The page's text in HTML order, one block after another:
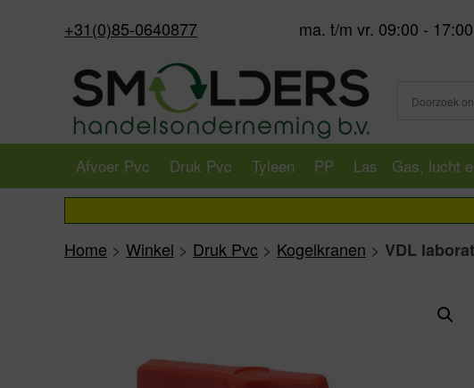
+31(0)85-0640877 ma. t/m vr. 09:00 - 17:00
Afvoer Pvc Druk Pvc Tyleen PP Las Gas, lucht
Home > Winkel > Druk Pvc > Kogelkranen > VDL